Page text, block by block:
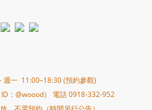
一 11:00–18:30 (預約參觀)
ID：@woood） 電話 0918-332-952